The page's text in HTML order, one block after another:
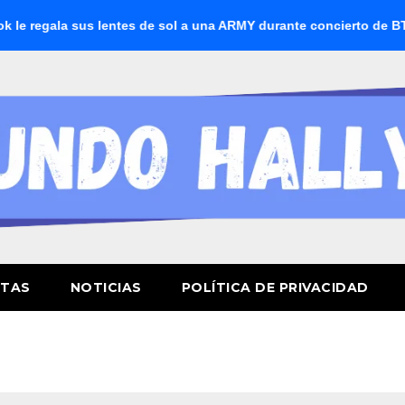
lentes de sol a una ARMY durante concierto de BTS
NOTICIAS POLÍTICA DE PRIVACIDAD